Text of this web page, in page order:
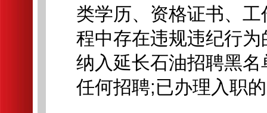
类学历、资格证书、
程中存在违规违纪行
纳入延长石油招聘黑
任何招聘;已办理入职